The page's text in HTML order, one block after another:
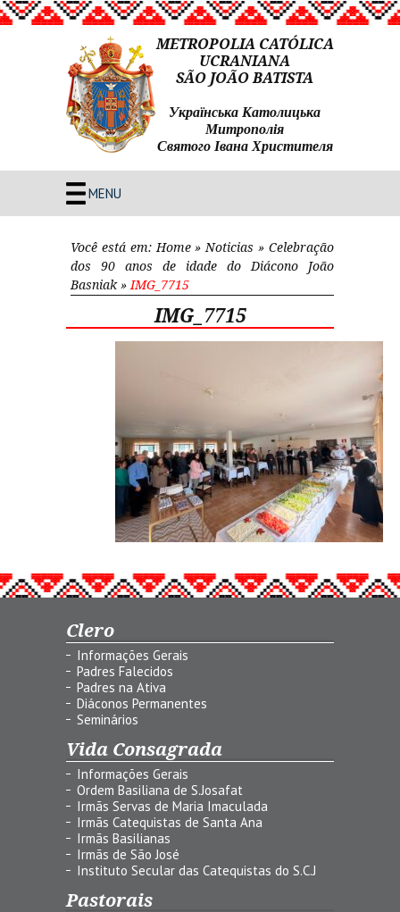
METROPOLIA CATÓLICA
UCRANIANA
SÃO JOÃO BATISTA
Українська Католицька
Митрополія
Святого Івана Христителя
MENU
Você está em: Home» Noticias »Celebração
dos 90 anos de idade do Diácono João
Basniak» IMG_7715
IMG_7715
Clero
Informações Gerais
Padres Falecidos
Padres na Ativa
Diáconos Permanentes
Seminários
Vida Consagrada
Informações Gerais
Ordem Basiliana de S.Josafat
Irmãs Servas de Maria Imaculada
Irmãs Catequistas de Santa Ana
Irmãs Basilianas
Irmãs de São José
Instituto Secular das Catequistas do S.C.J
Pastorais